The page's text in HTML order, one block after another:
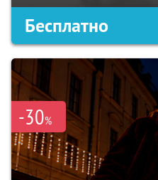
Бесплатно
-30%